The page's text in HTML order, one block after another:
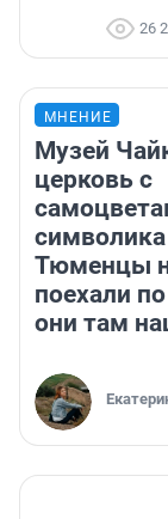
26
МНЕНИЕ
Музей
церковь с
Тюменцы
поехали
они там